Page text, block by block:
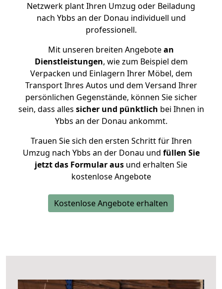
Netzwerk plant Ihren Umzug oder Beiladung
nach Ybbs an der Donau individuell und
professionell.
Mit unseren breiten Angebotean
Dienstleistungen, wie zum Beispiel dem
Verpacken und Einlagern Ihrer Möbel, dem
Transport Ihres Autos und dem Versand Ihrer
persönlichen Gegenstände, können Sie sicher
sein, dass alles sicher und pünktlich bei Ihnen in
Ybbs an der Donau ankommt.
Trauen Sie sich den ersten Schritt für Ihren
Umzug nach Ybbs an der Donau und füllen Sie
jetzt das Formular aus und erhalten Sie
kostenlose Angebote
Kostenlose Angebote erhalten